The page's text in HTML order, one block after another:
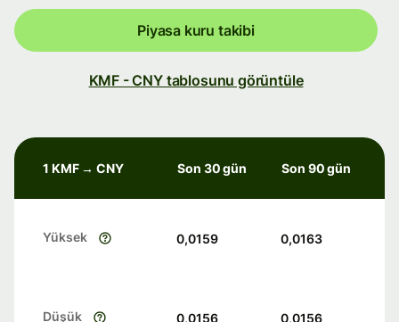
Piyasa kuru takibi
KMF - CNY tablosunu görüntüle
1 KMF → CNY Son 30 gün Son 90 gün
Yüksek 0,0159 0,0163
Düşük 0,0156 0,0156